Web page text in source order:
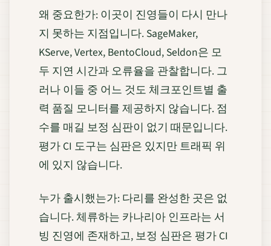
왜 중요한가: 이곳이 진영들이 다시 만나
지 못하는 지점입니다. SageMaker,
KServe, Vertex, BentoCloud, Seldon은 모
두 지연 시간과 오류율을 관찰합니다. 그
러나 이들 중 어느 것도 체크포인트별 출
력 품질 모니터를 제공하지 않습니다. 점
수를 매길 보정 심판이 없기 때문입니다.
평가 CI 도구는 심판은 있지만 트래픽 위
에 있지 않습니다.
누가 출시했는가: 다리를 완성한 곳은 없
습니다. 체류하는 카나리아 인프라는 서
빙 진영에 존재하고, 보정 심판은 평가 CI